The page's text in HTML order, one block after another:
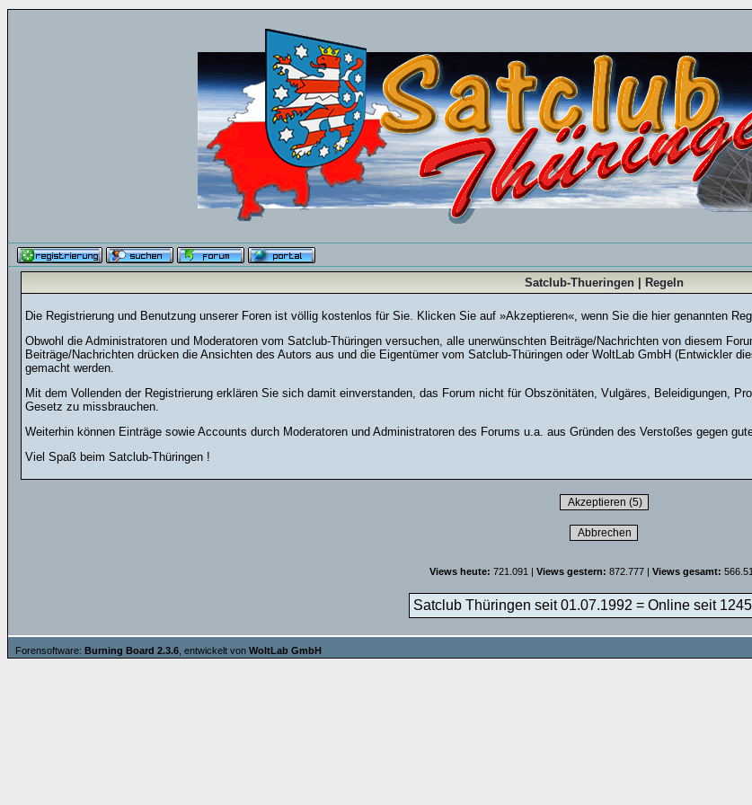
Satclub-Thueringen | Regeln
Die Registrierung und Benutzung unserer Foren ist völlig kostenlos für Sie. Klicken Sie auf »Akzeptieren«, wenn Sie die hier genannten
Obwohl die Administratoren und Moderatoren vom Satclub-Thüringen versuchen, alle unerwünschten Beiträge/Nachrichten von diesem
Beiträge/Nachrichten drücken die Ansichten des Autors aus und die Eigentümer vom Satclub-Thüringen oder WoltLab GmbH (Entwickler
gemacht werden.
Mit dem Vollenden der Registrierung erklären Sie sich damit einverstanden, das Forum nicht für Obszönitäten, Vulgäres, Beleidigungen,
Gesetz zu missbrauchen.
Weiterhin können Einträge sowie Accounts durch Moderatoren und Administratoren des Forums u.a. aus Gründen des Verstoßes gegen
Viel Spaß beim Satclub-Thüringen !
Views heute: 721.091 | Views gestern: 872.777 | Views gesamt:
Satclub Thüringen seit 01.07.1992 = Online seit
Forensoftware: Burning Board 2.3.6 , entwickelt von WoltLab GmbH